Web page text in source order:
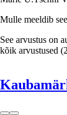
Mulle meeldib
See arvustus on
kõik arvustused (